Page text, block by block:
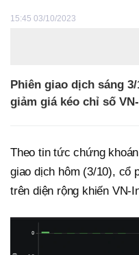
15:45 03/10/2023
Phiên giao dịch sáng
giảm giá kéo chỉ số
Theo tin tức chứng
giao dịch hôm (3/10), cổ
trên diện rộng khiến VN-